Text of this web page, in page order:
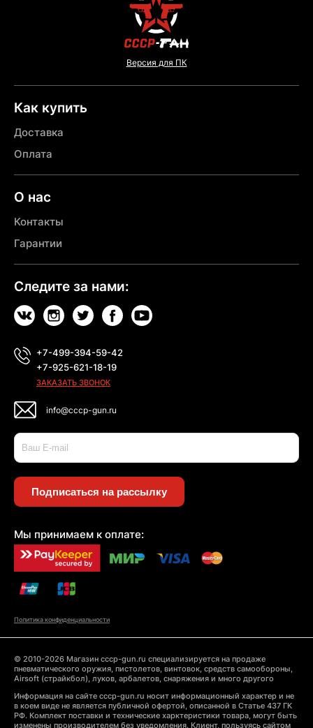
Версия для ПК
Как купить
Доставка
Оплата
О нас
Контакты
Гарантии
Следите за нами:
+7-499-394-59-42
+7-925-621-18-19
ЗАКАЗАТЬ ЗВОНОК
info@cccp-gun.ru
Подписаться на рассылку
Мы принимаем к оплате:
Политика конфиденциальности
© 2010-2026 Магазин cccp-gun.ru специализируется на продаже
пневматического оружия, пистолетов, винтовок, средств самообороны,
Airsoft (страйкбол), луков, арбалетов, снаряжения и много другого
Информация на сайте cccp-gun.ru носит информационный характер и не
в коем виде не является публичной офертой, описанной в Статье 437 ГК
РФ. Комплект поставки и технические харктеристики товара, могут быть
изменены производителем без уведомления. Клиент, пользуясь сайтом